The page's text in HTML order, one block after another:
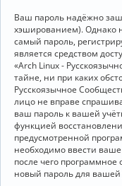
Ваш пароль надёжно
хэшированием). Однако
самый пароль,
является средством
«Arch Linux -
тайне, ни при каких
Русскоязычное
лицо не вправе
ваш пароль к вашей
функцией
предусмотренной
необходимо ввести
после чего программное
новый пароль для вашей